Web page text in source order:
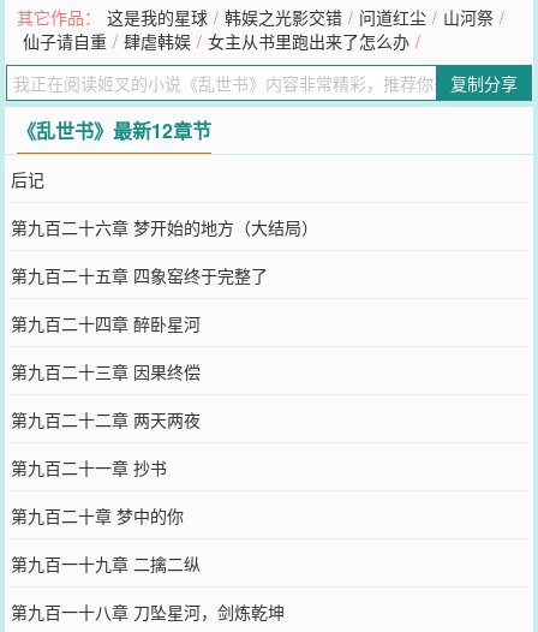
您要是觉得《乱世书》还不错的话请不要忘记向您QQ群和微博微信里
的朋友推荐哦！
其它作品： 这是我的星球 / 韩娱之光影交错 / 问道红尘 / 山河祭 /
仙子请自重 / 肆虐韩娱 / 女主从书里跑出来了怎么办 /
复制分享
《乱世书》最新12章节
后记
第九百二十六章 梦开始的地方（大结局）
第九百二十五章 四象窑终于完整了
第九百二十四章 醉卧星河
第九百二十三章 因果终偿
第九百二十二章 两天两夜
第九百二十一章 抄书
第九百二十章 梦中的你
第九百一十九章 二擒二纵
第九百一十八章 刀坠星河，剑炼乾坤